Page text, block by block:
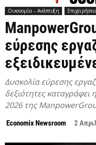
Οικονομία – Ανάπτυξη Επιχειρήσεις
εύρεσης
Δυσκολία εύρεσης
δεξιότητες καταγράφει
2026 της
Economix Newsroom 2